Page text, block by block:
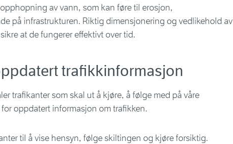
av vann, som kan føre til erosjon,
på infrastrukturen. Riktig dimensjonering og vedlikehold av
at de fungerer effektivt over tid.
trafikkinformasjon
trafikanter som skal ut å kjøre, å følge med på våre
for oppdatert informasjon om trafikken.
til å vise hensyn, følge skiltingen og kjøre forsiktig.